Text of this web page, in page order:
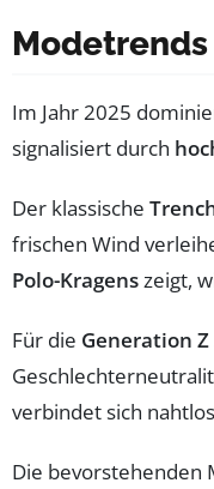
Im Jahr 2025
signalisiert durch
Der klassische
frischen Wind
Polo-Kragenszeigt,
Für die Generation Z
verbindet sich
Die bevorstehenden